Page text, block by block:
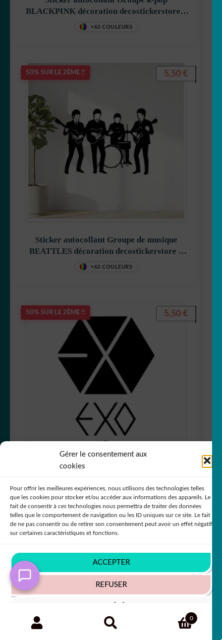
Gérer le consentement aux
cookies
Pour offrir les meilleures expériences, nous utilisons des technologies telles
que les cookies pour stocker et/ou accéder aux informations des appareils. Le
fait de consentir à ces technologies nous permettra de traiter des données
telles que le comportement de navigation ou les ID uniques sur ce site. Le fait
de ne pas consentir ou de retirer son consentement peut avoir un effet négatif
sur certaines caractéristiques et fonctions.
ACCEPTER
REFUSER
Politique de confidentialité
BLACKPINK décoration decostickerstore –
+63 COULEURS
50% SUR LE 2ÈME !!
Sticker autocollant Groupe de musique
BEATTLES décoration decostickerstore –
+63 COULEURS
5,50 €
50% SUR LE 2ÈME !!
CQWJZ
+63 COULEURS
5,50 €
50% SUR LE 2ÈME !! 5,50€
Recherche
RECHERCHE 0